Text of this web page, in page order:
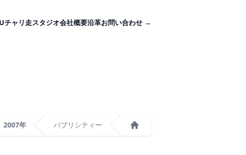
チャリ走スタジオ会社概要沿革お問い合わせ →
2007年 パブリシティー